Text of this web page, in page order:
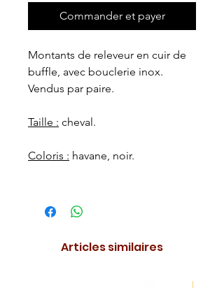
Commander et payer
Montants de releveur en cuir de
buffle, avec bouclerie inox.
Vendus par paire.
Taille : cheval.
Coloris : havane, noir.
Articles similaires